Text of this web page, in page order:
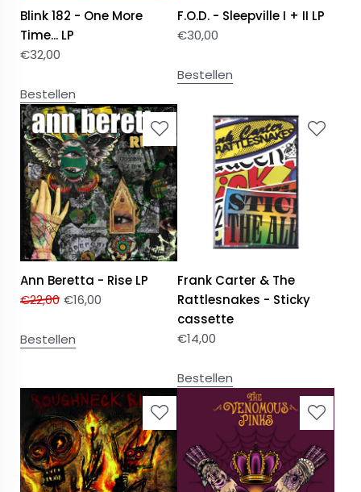
Blink 182 - One More
Time... LP
€32,00
Bestellen
F.O.D. - Sleepville I + II LP
€30,00
Bestellen
Ann Beretta - Rise LP
€22,00 €16,00
Bestellen
Frank Carter & The
Rattlesnakes - Sticky
cassette
€14,00
Bestellen